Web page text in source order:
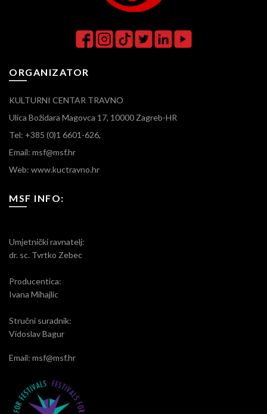
ORGANIZATOR
KULTURNI CENTAR TRAVNO
Ulica Božidara Magovca 17, 10000 Zagreb-HR
Tel: +385 (0)1 6601-626,
Email: msf@msf.hr
Web: www.kuctravno.hr
MSF INFO:
Umjetnički ravnatelj:
dr. sc. Tvrtko Zebec
Producentica:
Ivana Mihajlic
Stručni suradnik:
Vidoslav Bagur
Email: msf@msf.hr